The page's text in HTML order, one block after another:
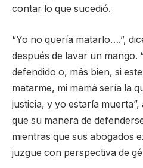
contar lo que sucedió.
“Yo no quería matarlo….”,
después de lavar un mango.
defendido o, más bien, si
matarme, mi mamá sería la
justicia, y yo estaría muerta”,
que su manera de
mientras que sus abogados
juzgue con perspectiva de